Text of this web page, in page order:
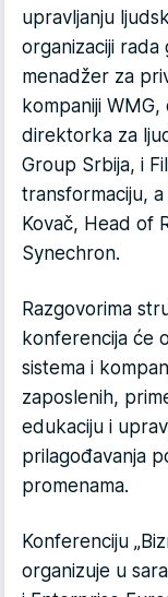
upravljanju
organizaciji rada
menadžer za
kompaniji
direktorka za
Group Srbija, i
transformaciju,
Kovač, Head of
Synechron.
Razgovorima
konferencija će
sistema i
zaposlenih,
edukaciju i
prilagođavanja
promenama.
Konferenciju
organizuje u